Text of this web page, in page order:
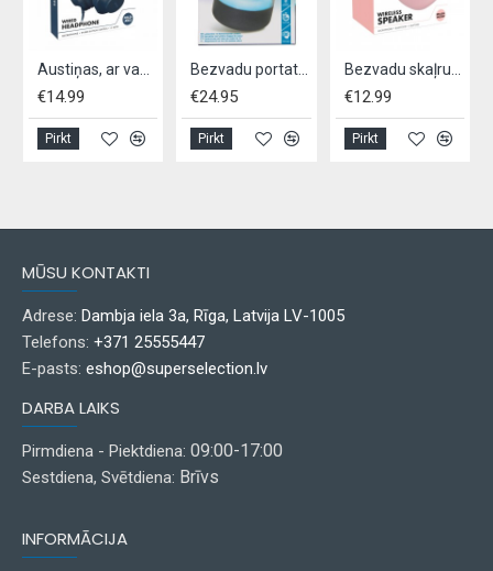
Austiņas, ar vadu, QWARE,- zilas
€14.99
Pirkt
Bezvadu portatīvais skaļrunis ar LED gaismu "SoundLogic"
€24.95
Pirkt
Bezvadu skaļrunis QWARE, bluetooth 5.1 - rozā
€12.99
Pirkt
MŪSU KONTAKTI
Adrese: Dambja iela 3a, Rīga, Latvija LV-1005
Telefons: +371 25555447
E-pasts: eshop@superselection.lv
DARBA LAIKS
Pirmdiena - Piektdiena: 09:00-17:00
Sestdiena, Svētdiena: Brīvs
INFORMĀCIJA